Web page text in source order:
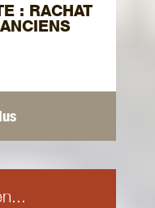
: RACHAT